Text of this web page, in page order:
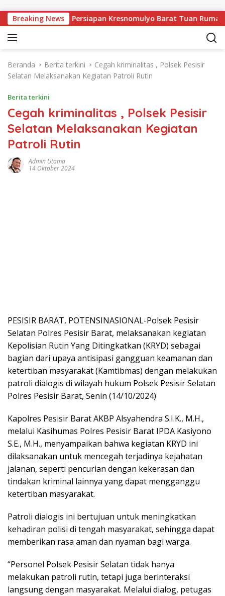
Breaking News
Pekon Persiapan Kresnomulyo Barat Tuan Rumah
Beranda Berita terkini
Cegah kriminalitas , Polsek Pesisir
Selatan Melaksanakan Kegiatan Patroli Rutin
Berita terkini
Cegah kriminalitas , Polsek Pesisir
Selatan Melaksanakan Kegiatan
Patroli Rutin
Admin Utama
14 Oktober 2024
PESISIR BARAT, POTENSINASIONAL-Polsek Pesisir
Selatan Polres Pesisir Barat, melaksanakan kegiatan
Kepolisian Rutin Yang Ditingkatkan (KRYD) sebagai
bagian dari upaya antisipasi gangguan keamanan dan
ketertiban masyarakat (Kamtibmas) dengan melakukan
patroli dialogis di wilayah hukum Polsek Pesisir Selatan
Polres Pesisir Barat, Senin (14/10/2024)
Kapolres Pesisir Barat AKBP Alsyahendra S.I.K., M.H.,
melalui Kasihumas Polres Pesisir Barat IPDA Kasiyono
S.E., M.H., menyampaikan bahwa kegiatan KRYD ini
dilaksanakan untuk mencegah terjadinya kejahatan
jalanan, seperti pencurian dengan kekerasan dan
tindakan kriminal lainnya yang dapat mengganggu
ketertiban masyarakat.
Patroli dialogis ini bertujuan untuk meningkatkan
kehadiran polisi di tengah masyarakat, sehingga dapat
memberikan rasa aman dan nyaman bagi warga.
“Personel Polsek Pesisir Selatan tidak hanya
melakukan patroli rutin, tetapi juga berinteraksi
langsung dengan masyarakat. Melalui dialog, petugas